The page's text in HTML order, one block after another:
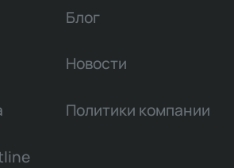
Блог
Новости
Политики компании